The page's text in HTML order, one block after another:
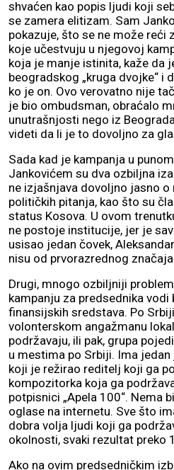
shvaćen kao popis ljudi koji
se zamera elitizam. Sam
pokazuje, što se ne može reći
koje učestvuju u njegovoj
koja je manje istinita, kaže da
beogradskog „kruga dvojke“ i
ko je on. Ovo verovatno nije
je bio ombudsman, obraćalo
unutrašnjosti nego iz
videti da li je to dovoljno za
Sada kad je kampanja u
Jankovićem su dva ozbiljna
ne izjašnjava dovoljno jasno o
političkih pitanja, kao što su
status Kosova. U ovom
ne postoje institucije, jer je
usisao jedan čovek,
nisu od prvorazrednog
Drugi, mnogo ozbiljniji
kampanju za predsednika vodi
finansijskih sredstava. Po
volonterskom angažmanu
podržavaju, ili pak, grupa
u mestima po Srbiji. Ima
koji je režirao reditelj koji ga
kompozitorka koja ga
potpisnici „Apela 100“. Nema
oglase na internetu. Sve što
dobra volja ljudi koji ga
okolnosti, svaki rezultat preko
Ako na ovim predsedničkim